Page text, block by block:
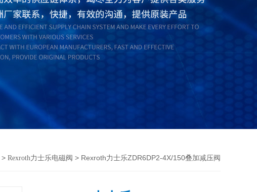
> Rexroth力士乐电磁阀 > Rexroth力士乐ZDR6DP2-4X/150叠加减压阀